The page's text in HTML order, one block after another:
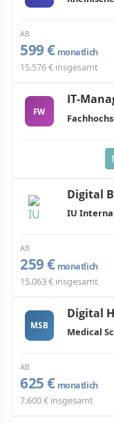
AB
599 € monatlich
15.576 € insgesamt
FW
IT-
Digital
IU
AB
259 € monatlich
15.063 € insgesamt
MSB
Digital
Medical
AB
625 € monatlich
7.600 € insgesamt